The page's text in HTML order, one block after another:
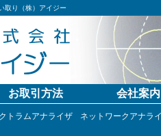
取り（株）アイジー
お取引方法 会社案内
トラムアナライザ ネットワークアナラ